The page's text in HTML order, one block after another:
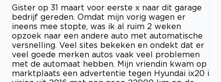
Gister op 31 maart voor eerste x naar dit garage
bedrijf gereden. Omdat mijn vorig wagen er
ineens mee stopte, was ik al ruim 2 weken
opzoek naar een andere auto met automatische
versnelling. Veel sites bekeken en ondekt dat er
veel goede merken autos vaak veel problemen
met de automaat hebben. Mijn vriendin kwam op
marktplaats een advertentie tegen Hyundai ix20 i